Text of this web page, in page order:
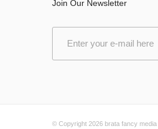
Join Our Newsletter
© Copyright 2026 brata fancy media